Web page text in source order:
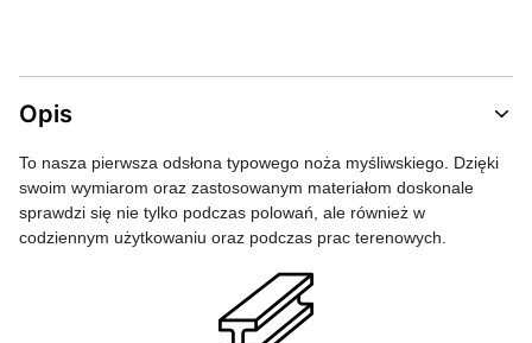
Opis
To nasza pierwsza odsłona typowego noża myśliwskiego. Dzięki
swoim wymiarom oraz zastosowanym materiałom doskonale
sprawdzi się nie tylko podczas polowań, ale również w
codziennym użytkowaniu oraz podczas prac terenowych.